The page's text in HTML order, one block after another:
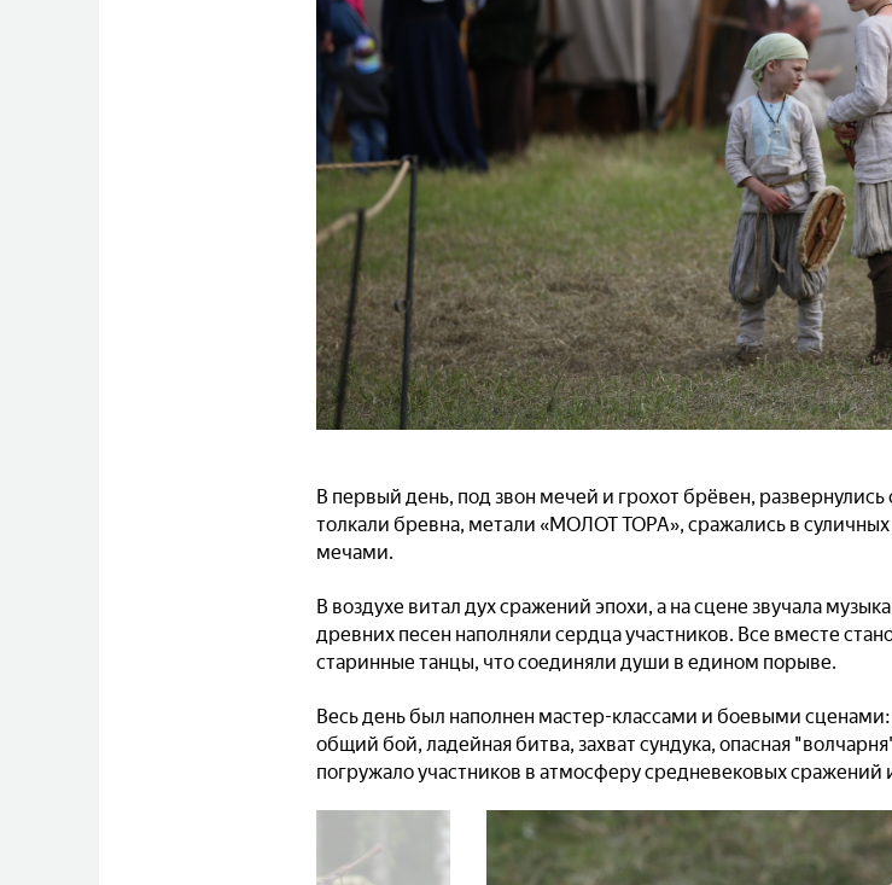
В первый день, под звон мечей и грохот брёвен,
толкали бревна, метали «МОЛОТ ТОРА», сражались в
мечами.
В воздухе витал дух сражений эпохи, а на сцене звучала
древних песен наполняли сердца участников. Все вместе
старинные танцы, что соединяли души в едином порыве.
Весь день был наполнен мастер-классами и боевыми
общий бой, ладейная битва, захват сундука, опасная
погружало участников в атмосферу средневековых сражений